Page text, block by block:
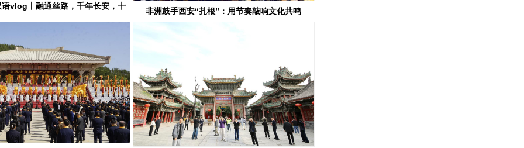
vlog丨融通丝路，千年长安，十
非洲鼓手西安“扎根”：用节奏敲响文化共鸣